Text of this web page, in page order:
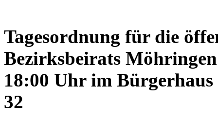
Tagesordnung für die
Bezirksbeirats
18:00 Uhr im
32